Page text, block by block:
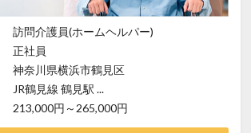
訪問介護員(ホームヘルパー)
正社員
神奈川県横浜市鶴見区
JR鶴見線 鶴見駅 ...
213,000円～265,000円